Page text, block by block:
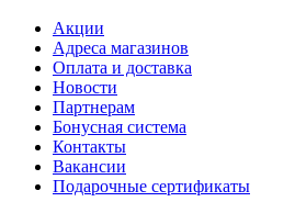
Акции
Адреса магазинов
Оплата и доставка
Новости
Партнерам
Бонусная система
Контакты
Вакансии
Подарочные сертификаты